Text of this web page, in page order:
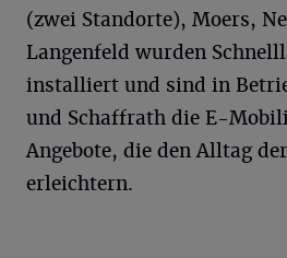
(zwei Standorte), Moers,
Langenfeld wurden
installiert und sind in
und Schaffrath die E-
Angebote, die den Alltag
erleichtern.